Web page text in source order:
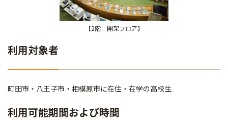
【2階 開架フロア】
利用対象者
町田市・八王子市・相模原市に在住・在学の高校生
利用可能期間および時間